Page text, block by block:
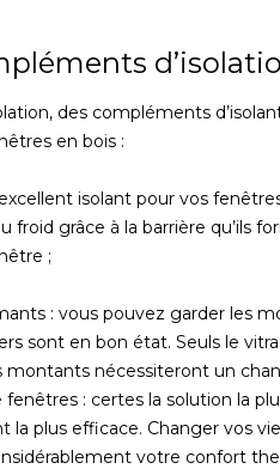
des compléments
en bois :
isolant pour vos
froid grâce à la barrière qu’ils
;
: vous pouvez garder les
sont en bon état. Seuls le
montants nécessiteront un
: certes la solution la
la plus efficace. Changer vos
votre confort